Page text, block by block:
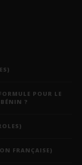
POUR LE
?
FRANÇAISE)